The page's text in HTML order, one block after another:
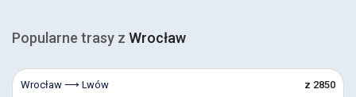
Popularne trasy z Wrocław
Wrocław ⟶ Lwów z 2850